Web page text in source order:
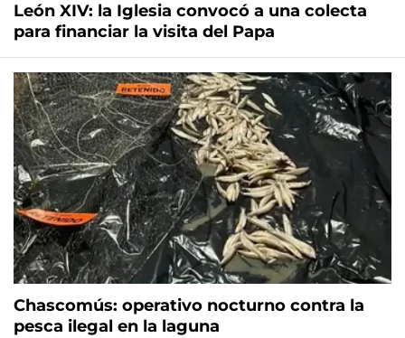
León XIV: la Iglesia convocó a una colecta
para financiar la visita del Papa
Chascomús: operativo nocturno contra la
pesca ilegal en la laguna